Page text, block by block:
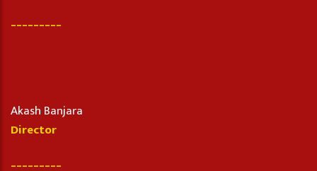
_________
Akash Banjara
Director
_________